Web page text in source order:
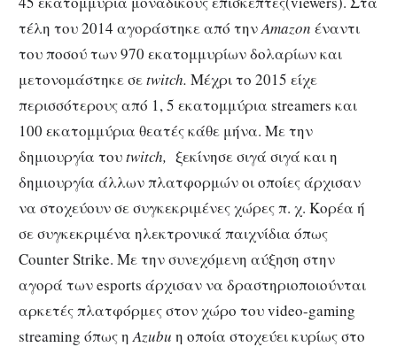
τέλη του 2014 αγοράστηκε από τηνAmazon έναντι
του ποσού των 970 εκατομμυρίων δολαρίων και
μετονομάστηκε σεtwitch. Μέχρι το 2015 είχε
περισσότερους από 1, 5 εκατομμύρια streamers και
100 εκατομμύρια θεατές κάθε μήνα. Με την
δημιουργία τουtwitch, ξεκίνησε σιγά σιγά και η
δημιουργία άλλων πλατφορμών οι οποίες άρχισαν
να στοχεύουν σε συγκεκριμένες χώρες π. χ. Κορέα ή
σε συγκεκριμένα ηλεκτρονικά παιχνίδια όπως
Counter Strike. Με την συνεχόμενη αύξηση στην
αγορά των esports άρχισαν να δραστηριοποιούνται
αρκετές πλατφόρμες στον χώρο του video-gaming
streaming όπως ηAzubu η οποία στοχεύει κυρίως στο